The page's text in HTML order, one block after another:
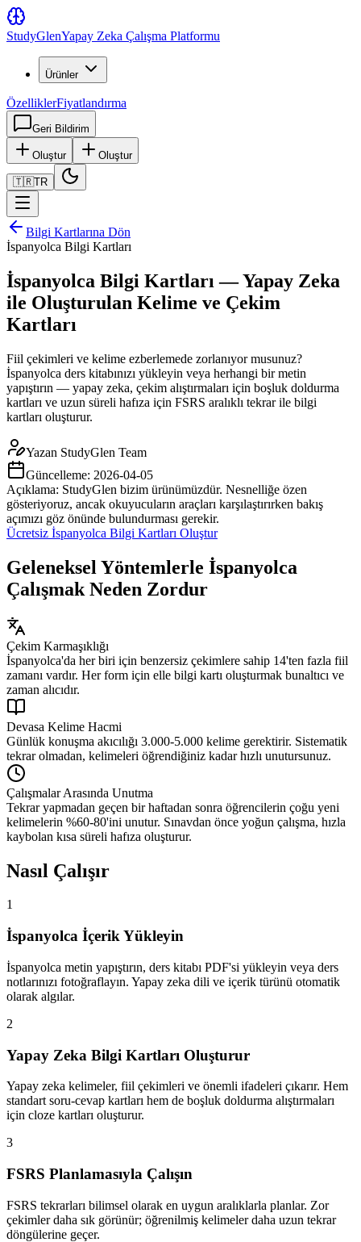
StudyGlenYapay Zeka Çalışma Platformu
Ürünler
ÖzelliklerFiyatlandırma
Geri Bildirim
Oluştur Oluştur
🇹🇷TR
Bilgi Kartlarına Dön
İspanyolca Bilgi Kartları
İspanyolca Bilgi Kartları — Yapay Zeka
ile Oluşturulan Kelime ve Çekim
Kartları
Fiil çekimleri ve kelime ezberlemede zorlanıyor musunuz?
İspanyolca ders kitabınızı yükleyin veya herhangi bir metin
yapıştırın — yapay zeka, çekim alıştırmaları için boşluk doldurma
kartları ve uzun süreli hafıza için FSRS aralıklı tekrar ile bilgi
kartları oluşturur.
Yazan StudyGlen Team
Güncelleme: 2026-04-05
Açıklama: StudyGlen bizim ürünümüzdür. Nesnelliğe özen
gösteriyoruz, ancak okuyucuların araçları karşılaştırırken bakış
açımızı göz önünde bulundurması gerekir.
Ücretsiz İspanyolca Bilgi Kartları Oluştur
Geleneksel Yöntemlerle İspanyolca
Çalışmak Neden Zordur
Çekim Karmaşıklığı
İspanyolca'da her biri için benzersiz çekimlere sahip 14'ten fazla fiil
zamanı vardır. Her form için elle bilgi kartı oluşturmak bunaltıcı ve
zaman alıcıdır.
Devasa Kelime Hacmi
Günlük konuşma akıcılığı 3.000-5.000 kelime gerektirir. Sistematik
tekrar olmadan, kelimeleri öğrendiğiniz kadar hızlı unutursunuz.
Çalışmalar Arasında Unutma
Tekrar yapmadan geçen bir haftadan sonra öğrencilerin çoğu yeni
kelimelerin %60-80'ini unutur. Sınavdan önce yoğun çalışma, hızla
kaybolan kısa süreli hafıza oluşturur.
Nasıl Çalışır
1
İspanyolca İçerik Yükleyin
İspanyolca metin yapıştırın, ders kitabı PDF'si yükleyin veya ders
notlarınızı fotoğraflayın. Yapay zeka dili ve içerik türünü otomatik
olarak algılar.
2
Yapay Zeka Bilgi Kartları Oluşturur
Yapay zeka kelimeler, fiil çekimleri ve önemli ifadeleri çıkarır. Hem
standart soru-cevap kartları hem de boşluk doldurma alıştırmaları
için cloze kartları oluşturur.
3
FSRS Planlamasıyla Çalışın
FSRS tekrarları bilimsel olarak en uygun aralıklarla planlar. Zor
çekimler daha sık görünür; öğrenilmiş kelimeler daha uzun tekrar
döngülerine geçer.